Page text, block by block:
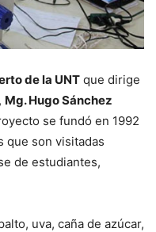
de la UNT que dirige
Mg. Hugo Sánchez
se fundó en 1992
que son visitadas
de estudiantes,
uva, caña de azúcar,